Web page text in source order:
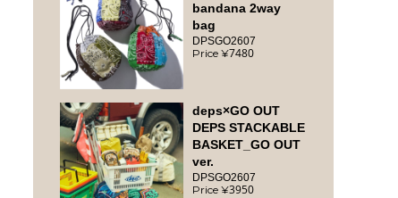
bandana 2way
bag
DPSGO2607
7480
deps×GO OUT
DEPS STACKABLE
BASKET_GO OUT
ver.
DPSGO2607
3950